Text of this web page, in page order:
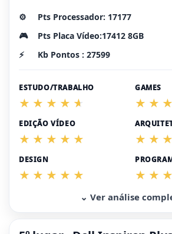
⚙️
Pts Processador: 17177
🎮
Pts Placa Vídeo:17412 8GB
⚡
Kb Pontos : 27599
ESTUDO/TRABALHO GAMES
EDIÇÃO VÍDEO
DESIGN
⌄ Ver análise